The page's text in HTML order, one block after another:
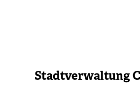
Stadtverwaltung